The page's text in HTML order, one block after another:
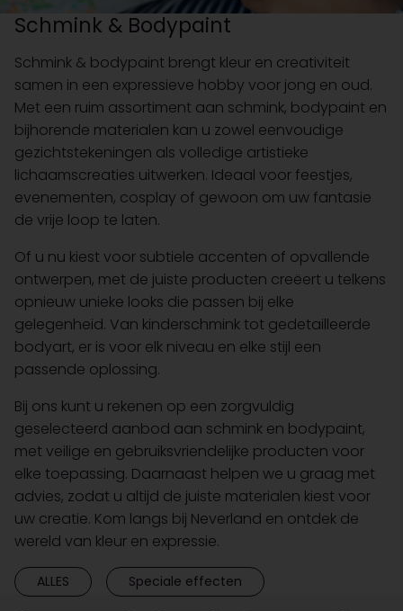
Schmink & Bodypaint
Schmink & bodypaint brengt kleur en creativiteit
samen in een expressieve hobby voor jong en oud.
Met een ruim assortiment aan schmink, bodypaint en
bijhorende materialen kan u zowel eenvoudige
gezichtstekeningen als volledige artistieke
lichaamscreaties uitwerken. Ideaal voor feestjes,
evenementen, cosplay of gewoon om uw fantasie
de vrije loop te laten.
Of u nu kiest voor subtiele accenten of opvallende
ontwerpen, met de juiste producten creëert u telkens
opnieuw unieke looks die passen bij elke
gelegenheid. Van kinderschmink tot gedetailleerde
bodyart, er is voor elk niveau en elke stijl een
passende oplossing.
Bij ons kunt u rekenen op een zorgvuldig
geselecteerd aanbod aan schmink en bodypaint,
met veilige en gebruiksvriendelijke producten voor
elke toepassing. Daarnaast helpen we u graag met
advies, zodat u altijd de juiste materialen kiest voor
uw creatie. Kom langs bij Neverland en ontdek de
wereld van kleur en expressie.
ALLES Speciale effecten